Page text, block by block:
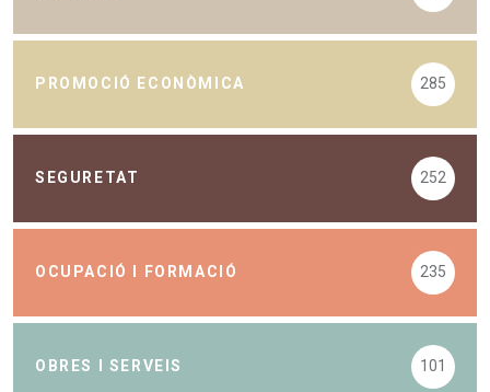
PROMOCIÓ ECONÒMICA 285
SEGURETAT 252
OCUPACIÓ I FORMACIÓ 235
OBRES I SERVEIS 101